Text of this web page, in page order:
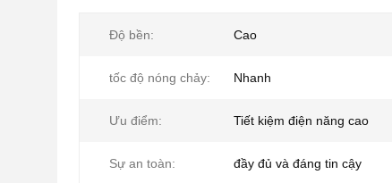
Độ bền: Cao
tốc độ nóng chảy: Nhanh
Ưu điểm: Tiết kiệm điện năng cao
Sự an toàn: đầy đủ và đáng tin cậy